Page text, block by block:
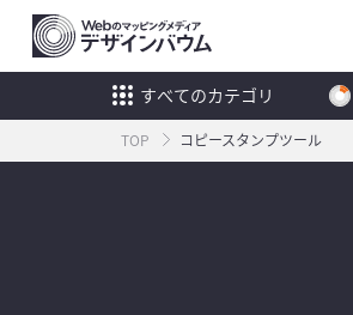
すべてのカテゴリ
TOP コピースタンプツール